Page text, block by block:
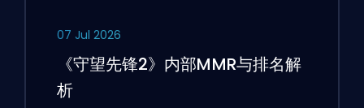
07 Jul 2026
《守望先锋2》内部MMR与排名解
析